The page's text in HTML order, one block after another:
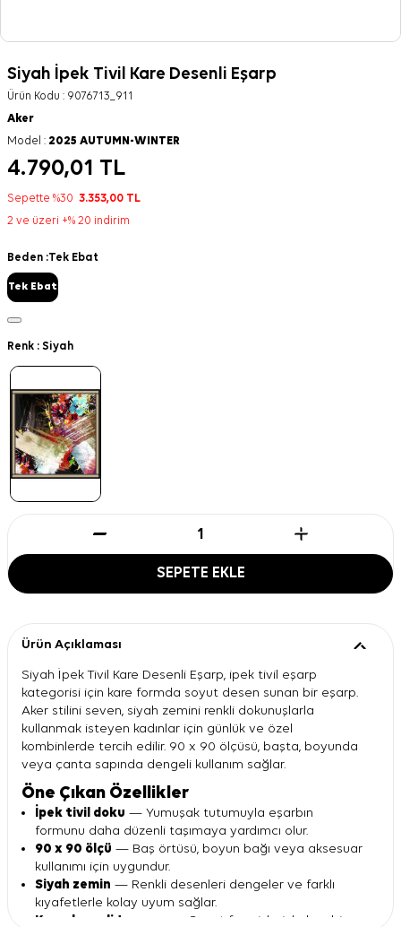
Siyah İpek Tivil Kare Desenli Eşarp
Ürün Kodu : 9076713_911
Aker
Model : 2025 AUTUMN-WINTER
4.790,01 TL
Sepette %30 3.353,00 TL
2 ve üzeri +% 20 indirim
Beden :Tek Ebat
Tek Ebat
Renk : Siyah
SEPETE EKLE
Ürün Açıklaması
Siyah İpek Tivil Kare Desenli Eşarp, ipek tivil eşarp
kategorisi için kare formda soyut desen sunan bir eşarp.
Aker stilini seven, siyah zemini renkli dokunuşlarla
kullanmak isteyen kadınlar için günlük ve özel
kombinlerde tercih edilir. 90 x 90 ölçüsü, başta, boyunda
veya çanta sapında dengeli kullanım sağlar.
Öne Çıkan Özellikler
İpek tivil doku — Yumuşak tutumuyla eşarbın
formunu daha düzenli taşımaya yardımcı olur.
90 x 90 ölçü — Baş örtüsü, boyun bağı veya aksesuar
kullanımı için uygundur.
Siyah zemin — Renkli desenleri dengeler ve farklı
kıyafetlerle kolay uyum sağlar.
Kare desenli tasarım
— Soyut fırça izleriyle kombine